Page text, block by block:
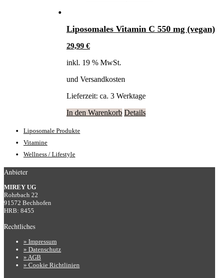
Liposomales Vitamin C 550 mg (vegan)
29,99 €
inkl. 19 % MwSt.
und Versandkosten
Lieferzeit: ca. 3 Werktage
In den Warenkorb Details
Liposomale Produkte
Vitamine
Wellness / Lifestyle
Anbieter
MIREY UG
Rohrbach 22
91572 Bechhofen
HRB: 8455
Rechtliches
» Impressum
» Datenschutz
» AGB
» Cookie Richtlinien